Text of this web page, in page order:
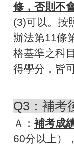
修，否則不
(3)可以。按
辦法第11條
格基準之科
得學分，皆
Q3：補考
Ａ：補考成
60分以上），